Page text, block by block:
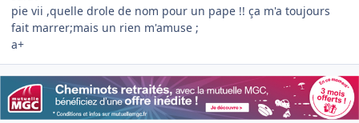
pie vii ,quelle drole de nom pour un pape !! ça m'a toujours
fait marrer;mais un rien m'amuse ;
a+